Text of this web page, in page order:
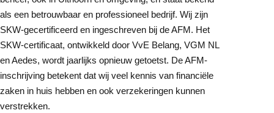
als een betrouwbaar en professioneel bedrijf. Wij zijn
SKW-gecertificeerd en ingeschreven bij de AFM. Het
SKW-certificaat, ontwikkeld door VvE Belang, VGM NL
en Aedes, wordt jaarlijks opnieuw getoetst. De AFM-
inschrijving betekent dat wij veel kennis van financiële
zaken in huis hebben en ook verzekeringen kunnen
verstrekken.